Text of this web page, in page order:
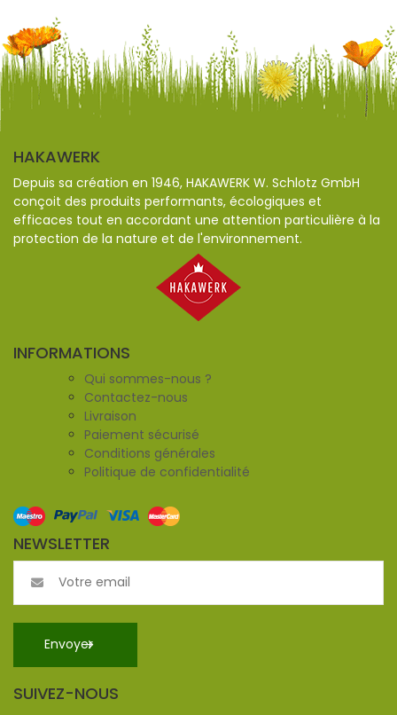
HAKAWERK
Depuis sa création en 1946, HAKAWERK W. Schlotz GmbH
conçoit des produits performants, écologiques et
efficaces tout en accordant une attention particulière à la
protection de la nature et de l'environnement.
INFORMATIONS
Qui sommes-nous ?
Contactez-nous
Livraison
Paiement sécurisé
Conditions générales
Politique de confidentialité
NEWSLETTER
SUIVEZ-NOUS